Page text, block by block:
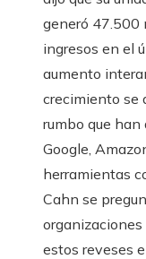
generó 47.500
ingresos en el
aumento
crecimiento se
rumbo que han
Google,
herramientas
Cahn se
organizaciones
estos reveses